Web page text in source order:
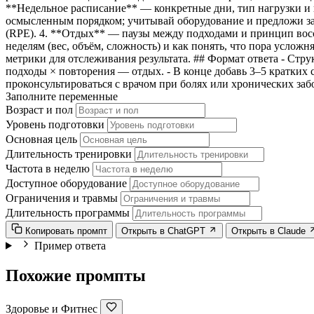
**Недельное расписание** — конкретные дни, тип нагрузки
осмысленным порядком; учитывай оборудование и предложи
(RPE). 4. **Отдых** — паузы между подходами и принцип
неделям (вес, объём, сложность) и как понять, что пора
метрики для отслеживания результата. ## Формат ответа -
подходы × повторения — отдых. - В конце добавь 3–5
проконсультироваться с врачом при болях или хронических
Заполните переменные
Возраст и пол
Уровень подготовки
Основная цель
Длительность тренировки
Частота в неделю
Доступное оборудование
Ограничения и травмы
Длительность программы
Копировать промпт Открыть в ChatGPT Открыть в Claude
Пример ответа
Похожие промпты
Здоровье и Фитнес